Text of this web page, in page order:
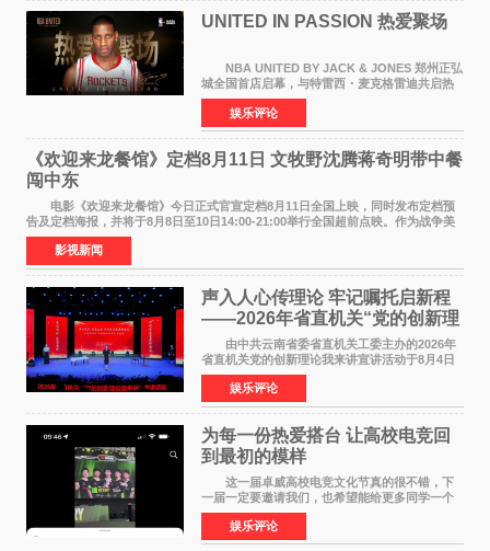
UNITED IN PASSION 热爱聚场
NBA UNITED BY JACK & JONES 郑州正弘
城全国首店启幕，与特雷西・麦克格雷迪共启热
爱 2026 年7 月21 日，
NBAUNITEDBYJACK&JONES 全国首店，于郑
州正弘城正式启幕。NBA 传奇球星
娱乐评论
《欢迎来龙餐馆》定档8月11日 文牧野沈腾蒋奇明带中餐
闯中东
电影《欢迎来龙餐馆》今日正式官宣定档8月11日全国上映，同时发布定档预
告及定档海报，并将于8月8日至10日14:00-21:00举行全国超前点映。作为战争美
食大片，影片讲述的是中国厨师徐福（沈腾
影视新闻
声入人心传理论 牢记嘱托启新程
——2026年省直机关“党的创新理
论我来讲”宣讲活动圆满落幕
由中共云南省委省直机关工委主办的2026年
省直机关党的创新理论我来讲宣讲活动于8月4日
至5日在昆明举办。活动以 "牢记嘱托 感恩奋进
开创云南发展新局面 "为主题，坚持以新时代中国
特色社会主义
娱乐评论
为每一份热爱搭台 让高校电竞回
到最初的模样
这一届卓威高校电竞文化节真的很不错，下
一届一定要邀请我们，也希望能给更多同学一个
来到现场的机会。 2026卓威高校电竞文化节
已经落下帷幕，在活动结束后，仍有不少高校电
竞社负责人和现
娱乐评论